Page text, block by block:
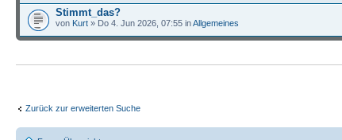
Stimmt_das?
von Kurt » Do 4. Jun 2026, 07:55 inAllgemeines
Zurück zur erweiterten Suche